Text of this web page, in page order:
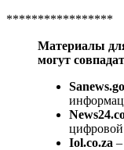
*****************
Материалы
могут
цифровой
Iol.co.za